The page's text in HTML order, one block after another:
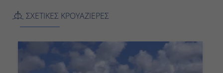
Γιβραλτάρ, Γιβραλτάρ
ΣΧΕΤΙΚΕΣ ΚΡΟΥΑΖΙΕΡΕΣ